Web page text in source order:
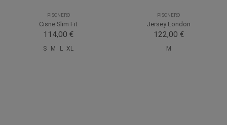
PISONERO
Cisne Slim Fit
114,00 €
S M L XL
PISONERO
Jersey London
122,00 €
M